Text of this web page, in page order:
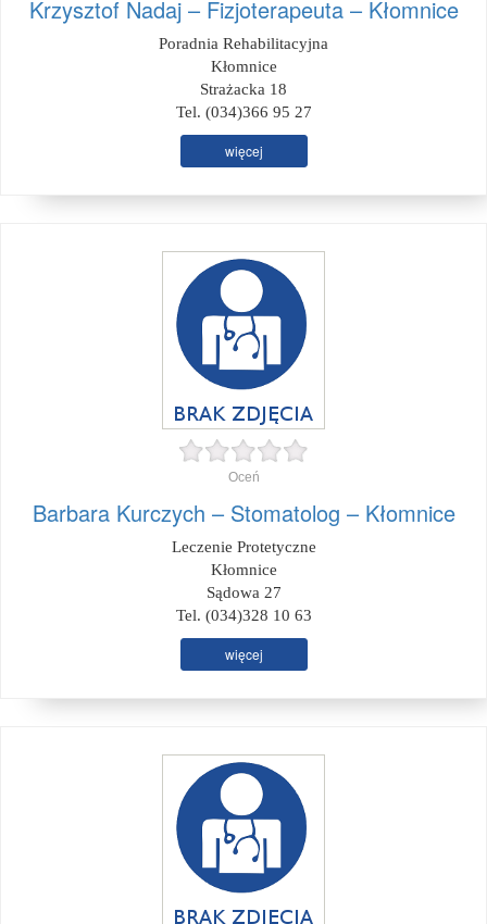
Krzysztof Nadaj – Fizjoterapeuta – Kłomnice
Poradnia Rehabilitacyjna
Kłomnice
Strażacka 18
Tel. (034)366 95 27
więcej
Oceń
Barbara Kurczych – Stomatolog – Kłomnice
Leczenie Protetyczne
Kłomnice
Sądowa 27
Tel. (034)328 10 63
więcej